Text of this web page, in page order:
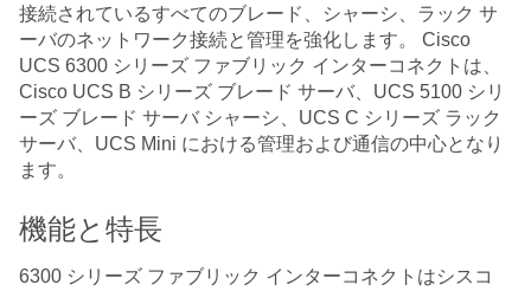
接続されているすべてのブレード、シャーシ、ラック サ
ーバのネットワーク接続と管理を強化します。 Cisco
UCS 6300 シリーズ ファブリック インターコネクトは、
Cisco UCS B シリーズ ブレード サーバ、UCS 5100 シリ
ーズ ブレード サーバ シャーシ、UCS C シリーズ ラック
サーバ、UCS Mini における管理および通信の中心となり
ます。
機能と特長
6300 シリーズ ファブリック インターコネクトはシスコ